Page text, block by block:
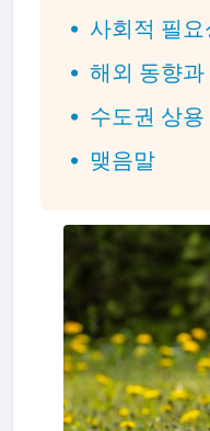
사회적 필요
해외 동향과
수도권 상
맺음말